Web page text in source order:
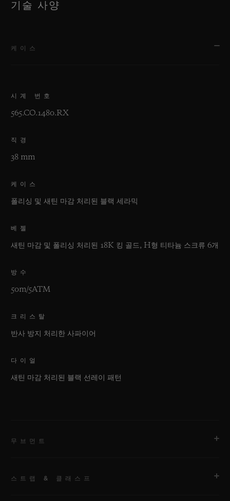
기술 사양
케이스
시계 번호
565.CO.1480.RX
직경
38 mm
케이스
폴리싱 및 새틴 마감 처리된 블랙 세라믹
베젤
새틴 마감 및 폴리싱 처리된 18K 킹 골드, H형 티타늄 스크류 6개
방수
50m/5ATM
크리스탈
반사 방지 처리한 사파이어
다이얼
새틴 마감 처리된 블랙 선레이 패턴
무브먼트
스트랩 & 클래스프